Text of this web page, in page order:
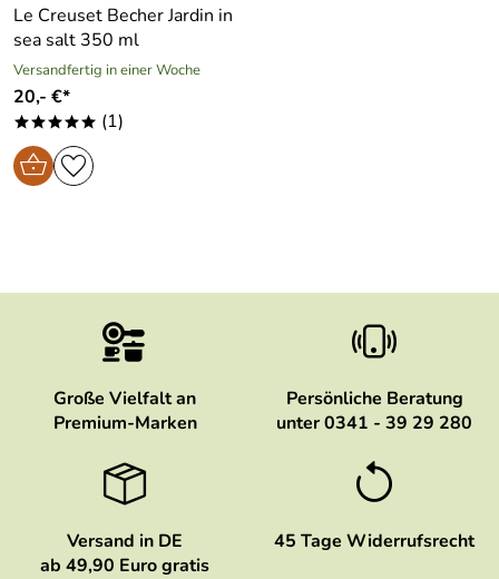
Le Creuset Becher Jardin in
sea salt 350 ml
Versandfertig in einer Woche
20,- €*
***** (1)
Große Vielfalt an
Premium-Marken
Persönliche Beratung
unter 0341 - 39 29 280
Versand in DE
ab 49,90 Euro gratis
45 Tage Widerrufsrecht